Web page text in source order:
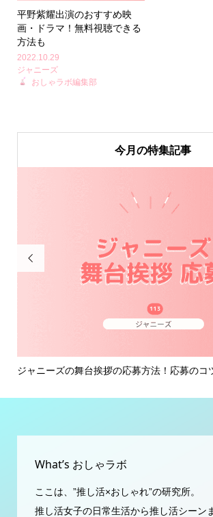
平野紫耀出演のおすすめ映
画・ドラマ！無料視聴できる
方法も
2022.10.29
ジャニーズ
おしゃラボ編集部
今月の特集記事

ジャニーズの舞台挨拶の応募方法！応募のコ
What’s おしゃラボ
ここは、”推し活×おしゃれ”の研究所。
推し活女子の日常生活から推し活シーン